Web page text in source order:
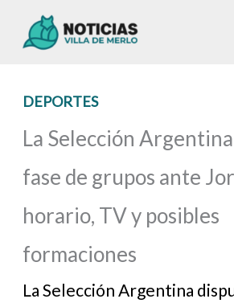
DEPORTES
La Selección
fase de grupos ante
horario, TV y posibles
formaciones
La Selección Argentina